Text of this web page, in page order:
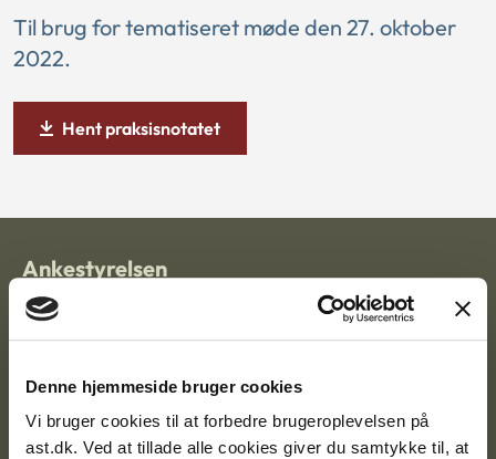
Denne hjemmeside bruger cookies
Vi bruger cookies til at forbedre brugeroplevelsen på
ast.dk. Ved at tillade alle cookies giver du samtykke til, at
Til brug for tematiseret møde den 27. oktober
2022.
Hent praksisnotatet
Ankestyrelsen
Postadresse:
9000 Aalborg